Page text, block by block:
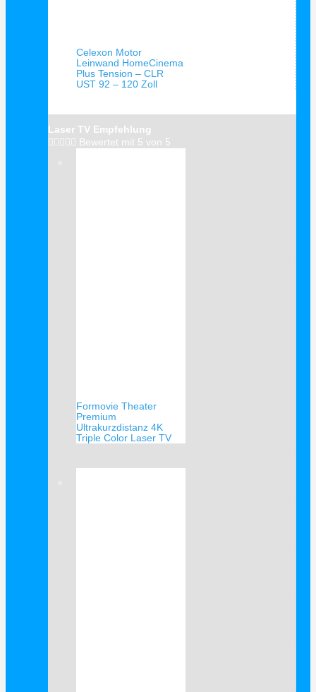
Celexon Motor
Leinwand HomeCinema
Plus Tension – CLR
UST 92 – 120 Zoll
Laser TV Empfehlung
     Bewertet mit 5 von 5
Formovie Theater
Premium
Ultrakurzdistanz 4K
Triple Color Laser TV